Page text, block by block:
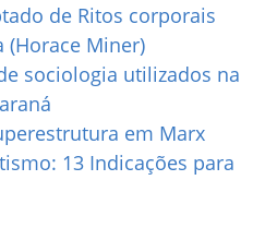
de Ritos corporais
(Horace Miner)
sociologia utilizados na
em Marx
13 Indicações para